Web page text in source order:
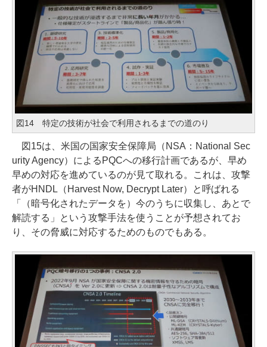
図14 特定の技術が社会で利用されるまでの道のり
図15は、米国の国家安全保障局（NSA：National Sec
urity Agency）によるPQCへの移行計画であるが、早め
早めの対応を進めているのが見て取れる。これは、攻撃
者がHNDL（Harvest Now, Decrypt Later）と呼ばれる
「（暗号化されたデータを）今のうちに収集し、あとで
解読する」という攻撃手法を使うことが予想されてお
り、その脅威に対応するためのものでもある。